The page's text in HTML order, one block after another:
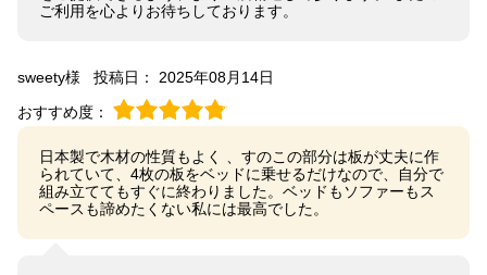
ご利用を心よりお待ちしております。
sweety様
投稿日： 2025年08月14日
おすすめ度：
日本製で木材の性質もよく 、すのこの部分は板が丈夫に作
られていて、4枚の板をベッドに乗せるだけなので、自分で
組み立ててもすぐに終わりました。ベッドもソファーもス
ペースも諦めたくない私には最高でした。